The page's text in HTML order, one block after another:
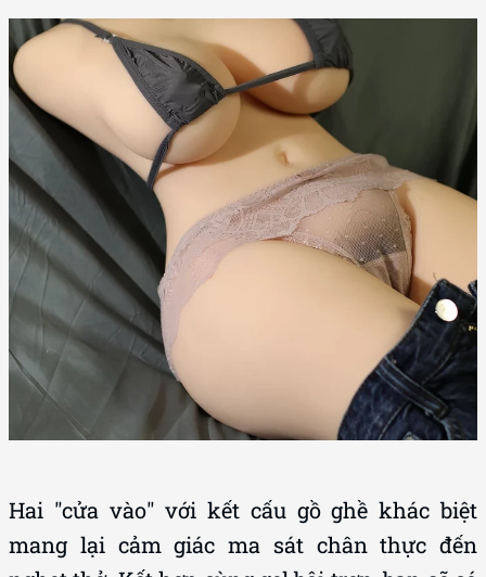
Hai "cửa vào" với kết cấu gồ ghề khác biệt
mang lại cảm giác ma sát chân thực đến